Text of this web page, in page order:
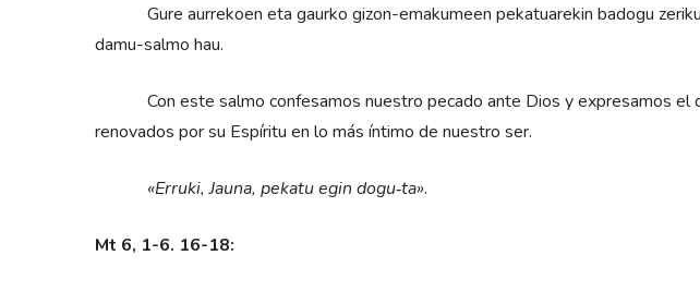
Gure aurrekoen eta gaurko gizon-emakumeen pekatuarekin badogu
damu-salmo hau.
Con este salmo confesamos nuestro pecado ante Dios y expresamos el
renovados por su Espíritu en lo más íntimo de nuestro ser.
«Erruki, Jauna, pekatu egin dogu‑ta».
Mt 6, 1-6. 16-18: